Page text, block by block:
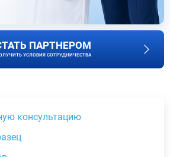
ПАРТНЕРОМ
УСЛОВИЯ СОТРУДНИЧЕСТВА
консультацию